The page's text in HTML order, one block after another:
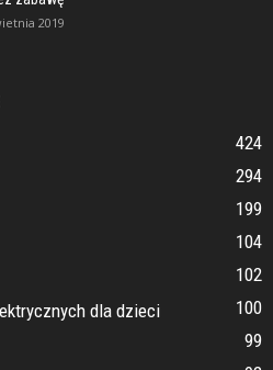
2019
424
294
199
104
102
dla dzieci
100
99